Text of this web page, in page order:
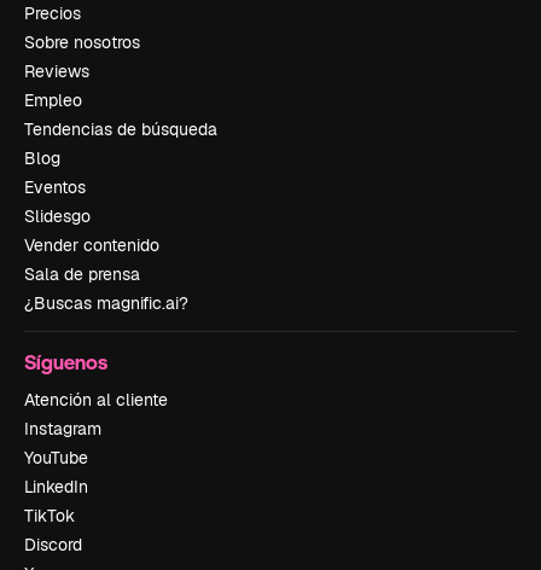
Precios
Sobre nosotros
Reviews
Empleo
Tendencias de búsqueda
Blog
Eventos
Slidesgo
Vender contenido
Sala de prensa
¿Buscas magnific.ai?
Síguenos
Atención al cliente
Instagram
YouTube
LinkedIn
TikTok
Discord